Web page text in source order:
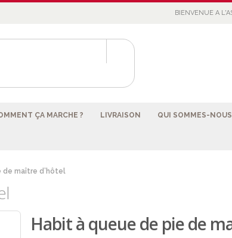
BIENVENUE A
ÇA MARCHE ? LIVRAISON QUI SOMMES-NOUS
de maître d’hôtel
Habit à queue de pie de